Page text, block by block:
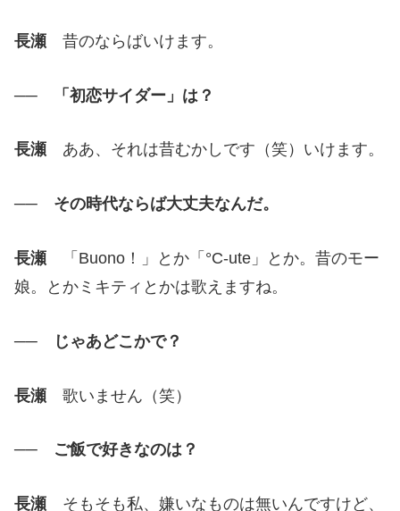
長瀬 昔のならばいけます。
── 「初恋サイダー」は？
長瀬 ああ、それは昔むかしです（笑）いけます。
── その時代ならば大丈夫なんだ。
長瀬 「Buono！」とか「°C-ute」とか。昔のモー
娘。とかミキティとかは歌えますね。
── じゃあどこかで？
長瀬 歌いません（笑）
── ご飯で好きなのは？
長瀬 そもそも私、嫌いなものは無いんですけど、